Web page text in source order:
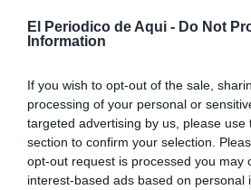
El Periodico de Aqui - Do Not
Information
If you wish to opt-out of the sale,
processing of your personal or
targeted advertising by us, please use
section to confirm your selection.
opt-out request is processed you may
interest-based ads based on personal
La investigación ha sido
especializada en delitos
sexual y violencia de género.